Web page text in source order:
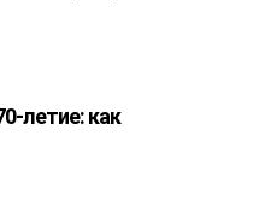
летие: как